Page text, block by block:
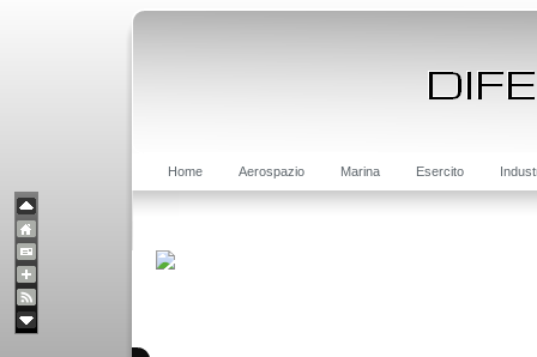
Home Aerospazio Marina Esercito